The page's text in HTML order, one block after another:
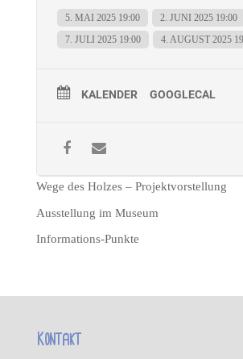
5. MAI 2025 19:00
2. JUNI 2025 19:00
7. JULI 2025 19:00
4. AUGUST 2025
KALENDER GOOGLECAL
Wege des Holzes – Projektvorstellung
Ausstellung im Museum
Informations-Punkte
Kontakt